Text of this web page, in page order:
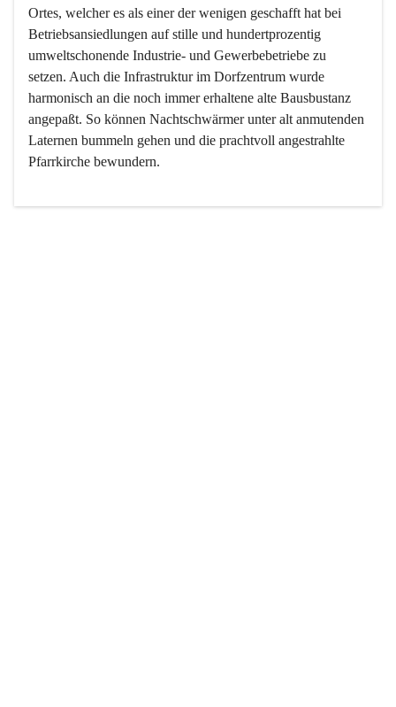
Ortes, welcher es als einer der wenigen geschafft hat bei
Betriebsansiedlungen auf stille und hundertprozentig
umweltschonende Industrie- und Gewerbebetriebe zu
setzen. Auch die Infrastruktur im Dorfzentrum wurde
harmonisch an die noch immer erhaltene alte Bausbustanz
angepaßt. So können Nachtschwärmer unter alt anmutenden
Laternen bummeln gehen und die prachtvoll angestrahlte
Pfarrkirche bewundern.
Der Weinbau dominert heute nicht mehr, ist aber integrativer